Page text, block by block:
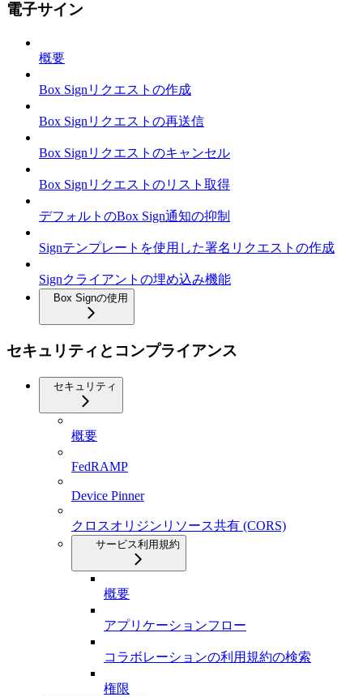
電子サイン
概要
Box Signリクエストの作成
Box Signリクエストの再送信
Box Signリクエストのキャンセル
Box Signリクエストのリスト取得
デフォルトのBox Sign通知の抑制
Signテンプレートを使用した署名リクエストの作成
Signクライアントの埋め込み機能
Box Signの使用
セキュリティとコンプライアンス
セキュリティ
概要
FedRAMP
Device Pinner
クロスオリジンリソース共有 (CORS)
サービス利用規約
概要
アプリケーションフロー
コラボレーションの利用規約の検索
権限